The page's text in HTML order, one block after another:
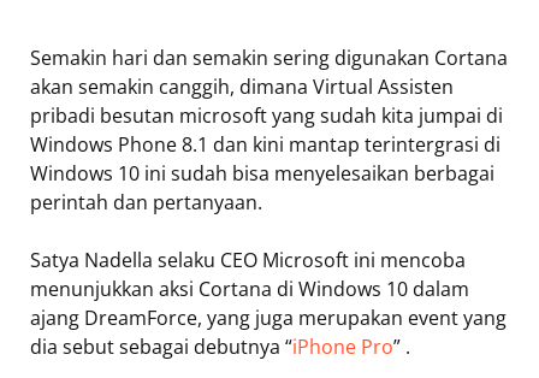
Semakin hari dan semakin sering digunakan Cortana
akan semakin canggih, dimana Virtual Assisten
pribadi besutan microsoft yang sudah kita jumpai di
Windows Phone 8.1 dan kini mantap terintergrasi di
Windows 10 ini sudah bisa menyelesaikan berbagai
perintah dan pertanyaan.
Satya Nadella selaku CEO Microsoft ini mencoba
menunjukkan aksi Cortana di Windows 10 dalam
ajang DreamForce, yang juga merupakan event yang
dia sebut sebagai debutnya “iPhone Pro” .